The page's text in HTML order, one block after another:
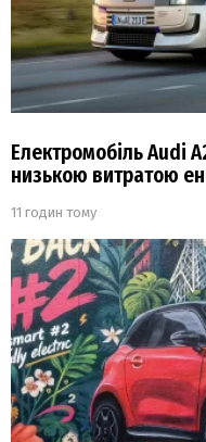
Електромобіль Audi
низькою витратою
11 годин тому